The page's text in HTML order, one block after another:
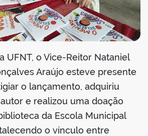
UFNT, o Vice-Reitor Nataniel
Araújo esteve presente
o lançamento, adquiriu
e realizou uma doação
da Escola Municipal
o vínculo entre